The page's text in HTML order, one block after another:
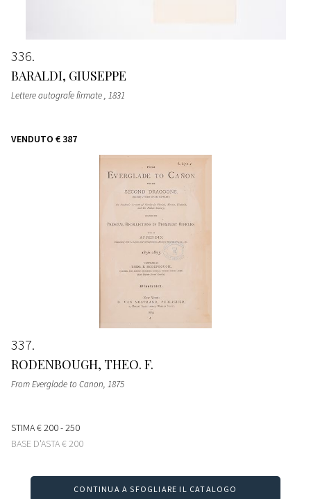
336
BARALDI, GIUSEPPE
Lettere autografe firmate, 1831
VENDUTO € 387
337
RODENBOUGH, THEO. F.
From Everglade to Canon, 1875
STIMA€ 200 - 250
BASE D'ASTA€ 200
CONTINUA A SFOGLIARE IL CATALOGO